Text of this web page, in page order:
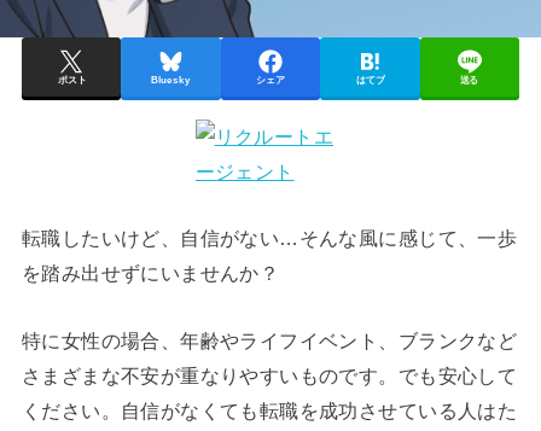
ポスト Bluesky シェア はてブ 送る
転職したいけど、自信がない…そんな風に感じて、一歩
を踏み出せずにいませんか？
特に女性の場合、年齢やライフイベント、ブランクなど
さまざまな不安が重なりやすいものです。でも安心して
ください。自信がなくても転職を成功させている人はた